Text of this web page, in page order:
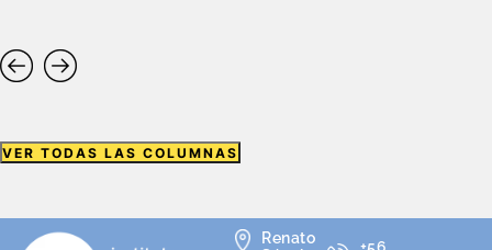
VER TODAS LAS COLUMNAS
Renato